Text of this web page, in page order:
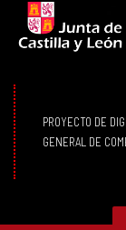
PROYECTO DE
GENERAL DE